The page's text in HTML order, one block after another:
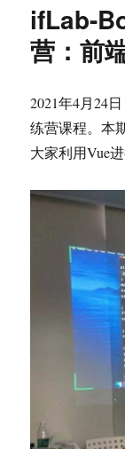
ifLab-
营：前
2021年4月24
练营课程。本
大家利用Vue